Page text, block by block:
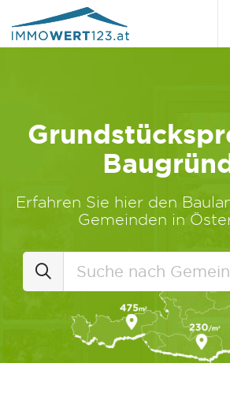
Erfahren Sie hier den
Gemeinden in